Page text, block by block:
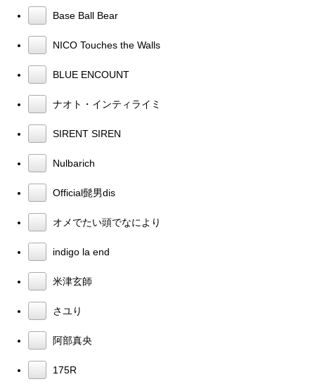
Base Ball Bear
NICO Touches the Walls
BLUE ENCOUNT
ナオト・インティライミ
SIRENT SIREN
Nulbarich
Official髭男dis
オメでたい頭でなにより
indigo la end
米津玄師
さユり
阿部真央
175R